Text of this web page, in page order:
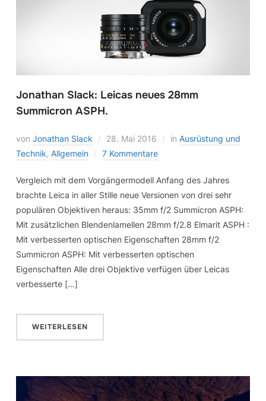
Jonathan Slack: Leicas neues 28mm
Summicron ASPH.
von Jonathan Slack 28. Mai 2016 in Ausrüstung und
Technik, Allgemein 7 Kommentare
Vergleich mit dem Vorgängermodell Anfang des Jahres
brachte Leica in aller Stille neue Versionen von drei sehr
populären Objektiven heraus: 35mm f/2 Summicron ASPH:
Mit zusätzlichen Blendenlamellen 28mm f/2.8 Elmarit ASPH :
Mit verbesserten optischen Eigenschaften 28mm f/2
Summicron ASPH: Mit verbesserten optischen
Eigenschaften Alle drei Objektive verfügen über Leicas
verbesserte […]
WEITERLESEN